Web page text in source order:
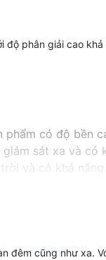
phân giải cao
có độ bền
sát xa và có
và có khả năng
đêm cũng như xa.